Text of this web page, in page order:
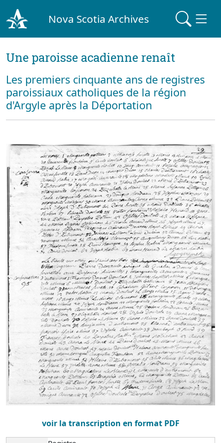
Nova Scotia Archives
Une paroisse acadienne renaît
Les premiers cinquante ans de registres
paroissiaux catholiques de la région
d'Argyle après la Déportation
voir la transcription en format PDF